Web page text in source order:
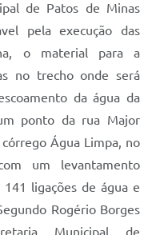
de Patos de Minas
pela execução das
o material para a
no trecho onde será
da água da
ponto da rua Major
Água Limpa, no
um levantamento
ligações de água e
Rogério Borges
Municipal de